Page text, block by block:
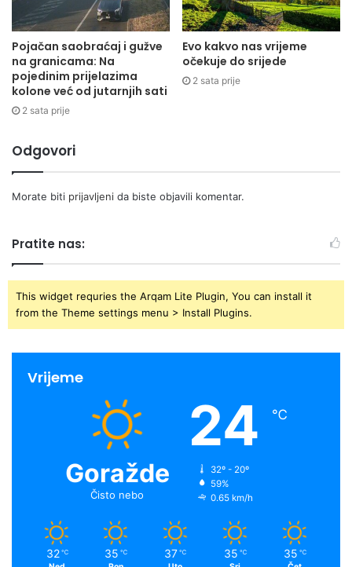
Pojačan saobraćaj i gužve
na granicama: Na
pojedinim prijelazima
kolone već od jutarnjih sati
2 sata prije
Evo kakvo nas vrijeme
očekuje do srijede
2 sata prije
Odgovori
Morate biti prijavljeni da biste objavili komentar.
Pratite nas:
This widget requries the Arqam Lite Plugin, You can install it
from the Theme settings menu > Install Plugins.
Vrijeme
Goražde
Čisto nebo
24 ℃
32º - 20º
59%
0.65 km/h
32 ℃ 35 ℃ 37 ℃ 35 ℃ 35 ℃